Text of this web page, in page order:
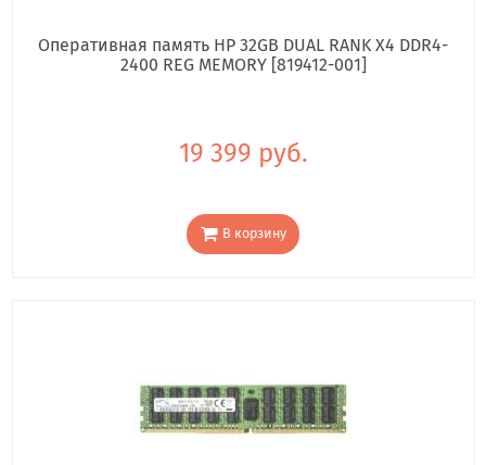
Оперативная память HP 32GB DUAL RANK X4 DDR4-
2400 REG MEMORY [819412-001]
19 399 руб.
В корзину